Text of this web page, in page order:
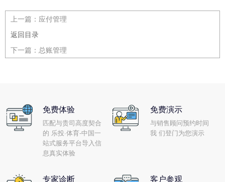
上一篇： 应付管理
返回目录
下一篇： 总账管理
免费体验
匹配与贵司高度契合
的 乐投·体育-中国一
站式服务平台导入信
息真实体验
免费演示
与销售顾问预约时间
我 们登门为您演示
专家诊断 客户参观